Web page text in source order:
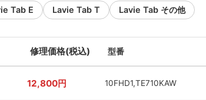
Tab E Lavie Tab T Lavie Tab その他
修理価格(税込) 型番
12,800円 10FHD1,TE710KAW